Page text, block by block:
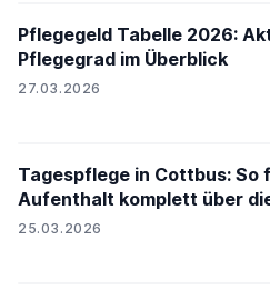
Pflegegeld Tabelle 2026:
Pflegegrad im Überblick
27.03.2026
Tagespflege in Cottbus: So
Aufenthalt komplett über
25.03.2026